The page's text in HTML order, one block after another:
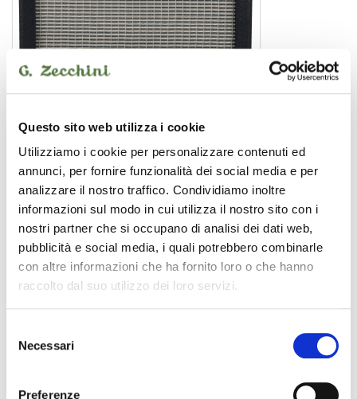
Questo sito web utilizza i cookie
Utilizziamo i cookie per personalizzare contenuti ed
annunci, per fornire funzionalità dei social media e per
analizzare il nostro traffico. Condividiamo inoltre
informazioni sul modo in cui utilizza il nostro sito con i
nostri partner che si occupano di analisi dei dati web,
pubblicità e social media, i quali potrebbero combinarle
con altre informazioni che ha fornito loro o che hanno
raccolto dal suo utilizzo dei loro servizi.
delNecessari
Preferenze
MUSTANG I V2
amplificatore per chitarra
FENDER